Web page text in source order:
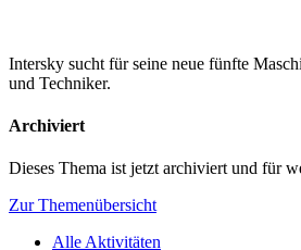
Intersky sucht für seine neue fünfte
und Techniker.
Archiviert
Dieses Thema ist jetzt archiviert und für
Zur Themenübersicht
Alle Aktivitäten